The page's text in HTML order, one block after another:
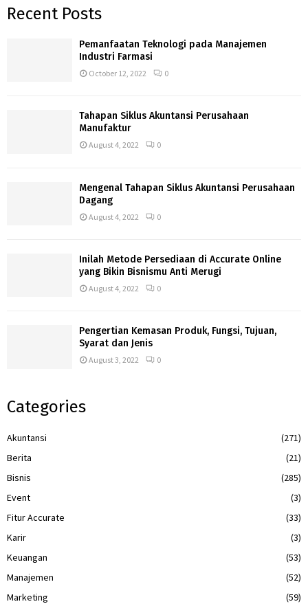
Recent Posts
Pemanfaatan Teknologi pada Manajemen
Industri Farmasi
October 12, 2022 0
Tahapan Siklus Akuntansi Perusahaan
Manufaktur
August 4, 2022 0
Mengenal Tahapan Siklus Akuntansi Perusahaan
Dagang
August 4, 2022 0
Inilah Metode Persediaan di Accurate Online
yang Bikin Bisnismu Anti Merugi
August 4, 2022 0
Pengertian Kemasan Produk, Fungsi, Tujuan,
Syarat dan Jenis
August 3, 2022 0
Categories
Akuntansi
(271)
Berita
(21)
Bisnis
(285)
Event
(3)
Fitur Accurate
(33)
Karir
(3)
Keuangan
(53)
Manajemen
(52)
Marketing
(59)